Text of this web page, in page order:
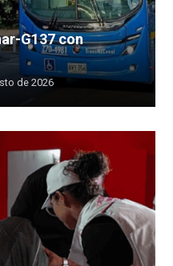
G137 con
de 2026